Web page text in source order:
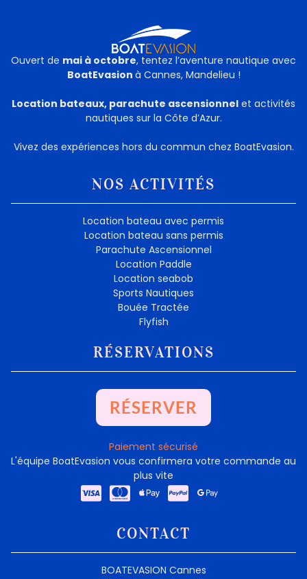
Ouvert de mai à octobre, tentez l’aventure nautique avec
BoatEvasion à Cannes, Mandelieu !
Location bateaux, parachute ascensionnel et activités
nautiques sur la Côte d’Azur.
Vivez des expériences hors du commun chez BoatEvasion.
NOS ACTIVITÉS
Location bateau avec permis
Location bateau sans permis
Parachute Ascensionnel
Location Paddle
Location seabob
Sports Nautiques
Bouée Tractée
Flyfish
RÉSERVATIONS
RÉSERVER
Paiement sécurisé
L'équipe BoatEvasion vous confirmera votre commande au
plus vite
CONTACT
BOATEVASION Cannes